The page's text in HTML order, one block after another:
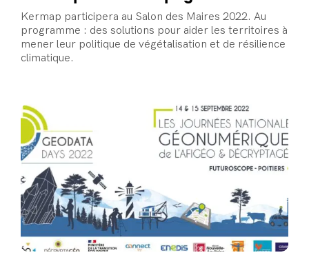
Kermap participera au Salon des Maires 2022. Au
programme : des solutions pour aider les territoires à
mener leur politique de végétalisation et de résilience
climatique.